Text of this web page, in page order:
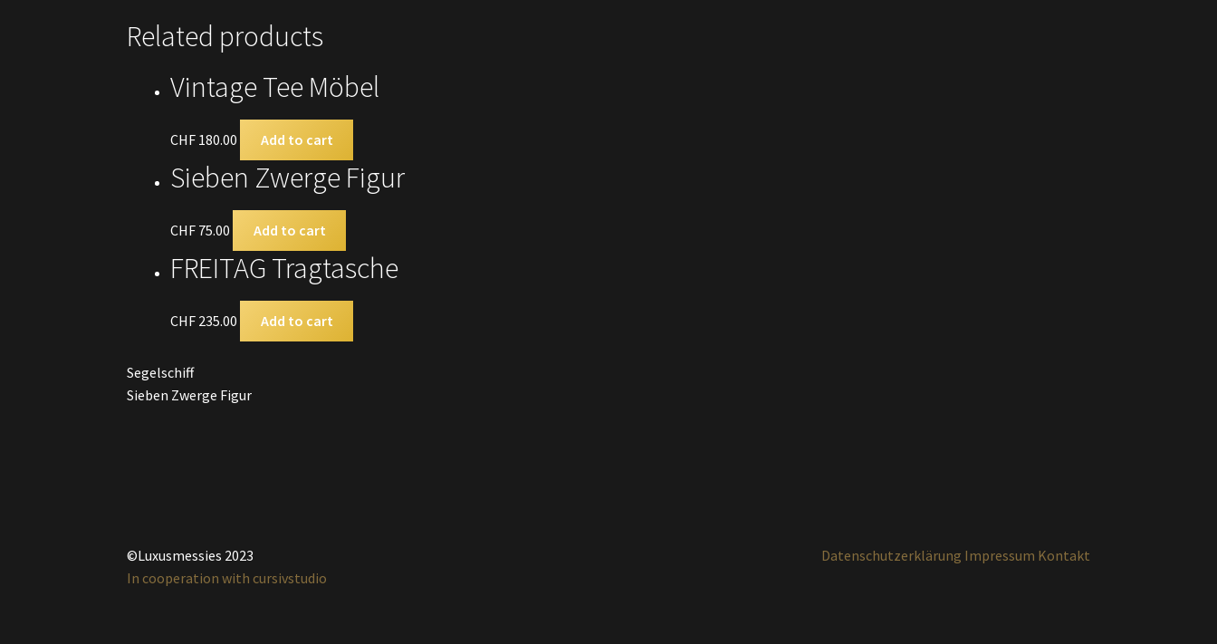
Related products
Vintage Tee Möbel
CHF 180.00 Add to cart
Sieben Zwerge Figur
CHF 75.00 Add to cart
FREITAG Tragtasche
CHF 235.00 Add to cart
Segelschiff
Sieben Zwerge Figur
©Luxusmessies 2023
In cooperation with cursivstudio
Datenschutzerklärung Impressum Kontakt